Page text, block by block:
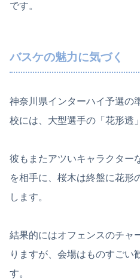
です。
バスケの魅力に気づく
神奈川県インターハイ予選の
校には、大型選手の「花形透
彼もまたアツいキャラクター
を相手に、桜木は終盤に花形
します。
結果的にはオフェンスのチャ
りますが、会場はものすごい
す。